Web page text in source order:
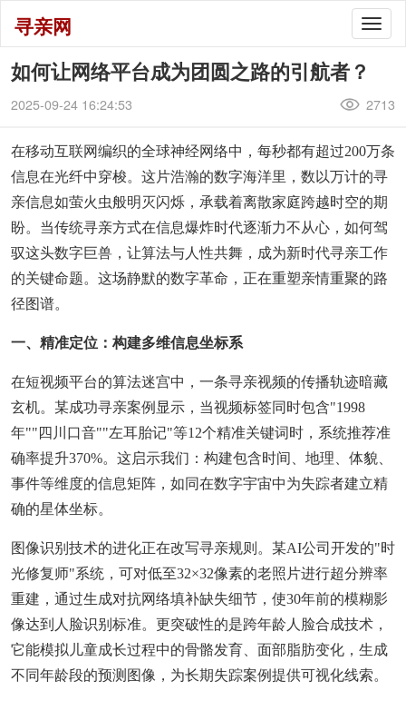
寻亲网
如何让网络平台成为团圆之路的引航者？
2025-09-24 16:24:53 2713
在移动互联网编织的全球神经网络中，每秒都有超过200万条
信息在光纤中穿梭。这片浩瀚的数字海洋里，数以万计的寻
亲信息如萤火虫般明灭闪烁，承载着离散家庭跨越时空的期
盼。当传统寻亲方式在信息爆炸时代逐渐力不从心，如何驾
驭这头数字巨兽，让算法与人性共舞，成为新时代寻亲工作
的关键命题。这场静默的数字革命，正在重塑亲情重聚的路
径图谱。
一、精准定位：构建多维信息坐标系
在短视频平台的算法迷宫中，一条寻亲视频的传播轨迹暗藏
玄机。某成功寻亲案例显示，当视频标签同时包含"1998
年""四川口音""左耳胎记"等12个精准关键词时，系统推荐准
确率提升370%。这启示我们：构建包含时间、地理、体貌、
事件等维度的信息矩阵，如同在数字宇宙中为失踪者建立精
确的星体坐标。
图像识别技术的进化正在改写寻亲规则。某AI公司开发的"时
光修复师"系统，可对低至32×32像素的老照片进行超分辨率
重建，通过生成对抗网络填补缺失细节，使30年前的模糊影
像达到人脸识别标准。更突破性的是跨年龄人脸合成技术，
它能模拟儿童成长过程中的骨骼发育、面部脂肪变化，生成
不同年龄段的预测图像，为长期失踪案例提供可视化线索。